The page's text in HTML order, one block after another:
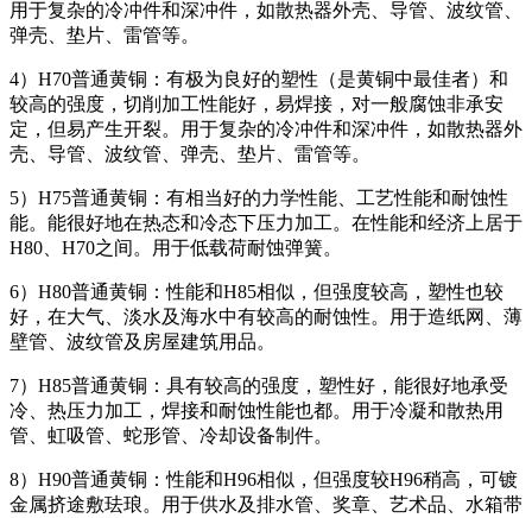
用于复杂的冷冲件和深冲件，如散热器外壳、导管、波纹管、
弹壳、垫片、雷管等。
4）H70普通黄铜：有极为良好的塑性（是黄铜中最佳者）和
较高的强度，切削加工性能好，易焊接，对一般腐蚀非承安
定，但易产生开裂。用于复杂的冷冲件和深冲件，如散热器外
壳、导管、波纹管、弹壳、垫片、雷管等。
5）H75普通黄铜：有相当好的力学性能、工艺性能和耐蚀性
能。能很好地在热态和冷态下压力加工。在性能和经济上居于
H80、H70之间。用于低载荷耐蚀弹簧。
6）H80普通黄铜：性能和H85相似，但强度较高，塑性也较
好，在大气、淡水及海水中有较高的耐蚀性。用于造纸网、薄
壁管、波纹管及房屋建筑用品。
7）H85普通黄铜：具有较高的强度，塑性好，能很好地承受
冷、热压力加工，焊接和耐蚀性能也都。用于冷凝和散热用
管、虹吸管、蛇形管、冷却设备制件。
8）H90普通黄铜：性能和H96相似，但强度较H96稍高，可镀
金属挤途敷珐琅。用于供水及排水管、奖章、艺术品、水箱带